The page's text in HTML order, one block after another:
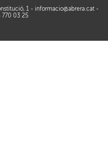
1 - informacio@abrera.cat-
770 03 25